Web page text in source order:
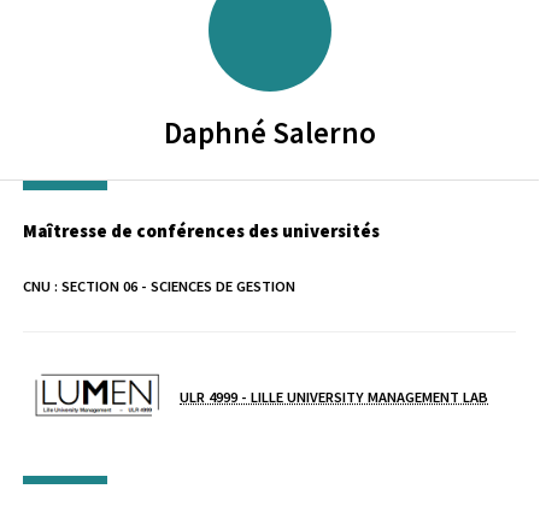
Daphné Salerno
Maîtresse de conférences des universités
CNU : SECTION 06 - SCIENCES DE GESTION
ULR 4999 - LILLE UNIVERSITY MANAGEMENT LAB